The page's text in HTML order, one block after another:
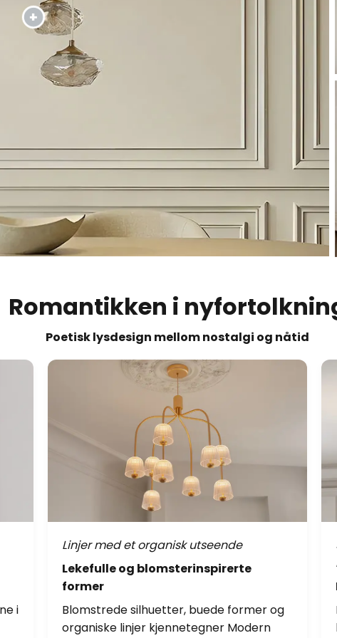
Romantikken i
Poetisk lysdesign mellom nostalgi og nåtid
i
Linjer med et organisk utseende
Lekefulle og blomsterinspirerte
former
Blomstrede silhuetter, buede former og
organiske linjer kjennetegner Modern